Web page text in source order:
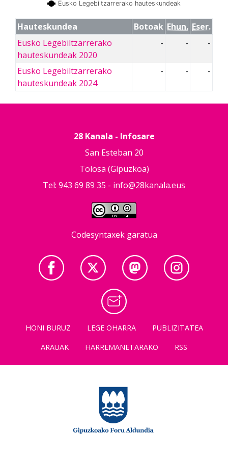
Eusko Legebiltzarrerako hauteskundeak
Hauteskundea Botoak Ehun. Eser.
Eusko Legebiltzarrerako
hauteskundeak 2020
- - -
Eusko Legebiltzarrerako
hauteskundeak 2024
- - -
28 Kanala - Infosare
San Esteban 20
Tolosa (Gipuzkoa)
Tel: 943 69 89 35 - info@28kanala.eus
Codesyntaxek garatua
HONI BURUZ LEGE OHARRA
PUBLIZITATEA
ARAUAK
HARREMANETARAKO RSS